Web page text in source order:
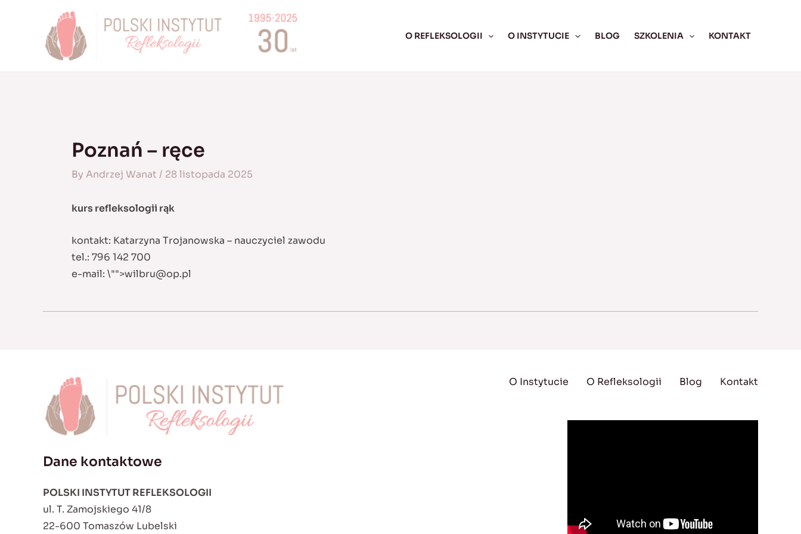
O REFLEKSOLOGII O INSTYTUCIE BLOG SZKOLENIA KONTAKT
Poznań – ręce
By Andrzej Wanat / 28 listopada 2025
kurs refleksologii rąk
kontakt: Katarzyna Trojanowska – nauczyciel zawodu
tel.: 796 142 700
e-mail: \"">wilbru@op.pl
Dane kontaktowe
POLSKI INSTYTUT REFLEKSOLOGII
ul. T. Zamojskiego 41/8
22-600 Tomaszów Lubelski
O Instytucie O Refleksologii Blog Kontakt